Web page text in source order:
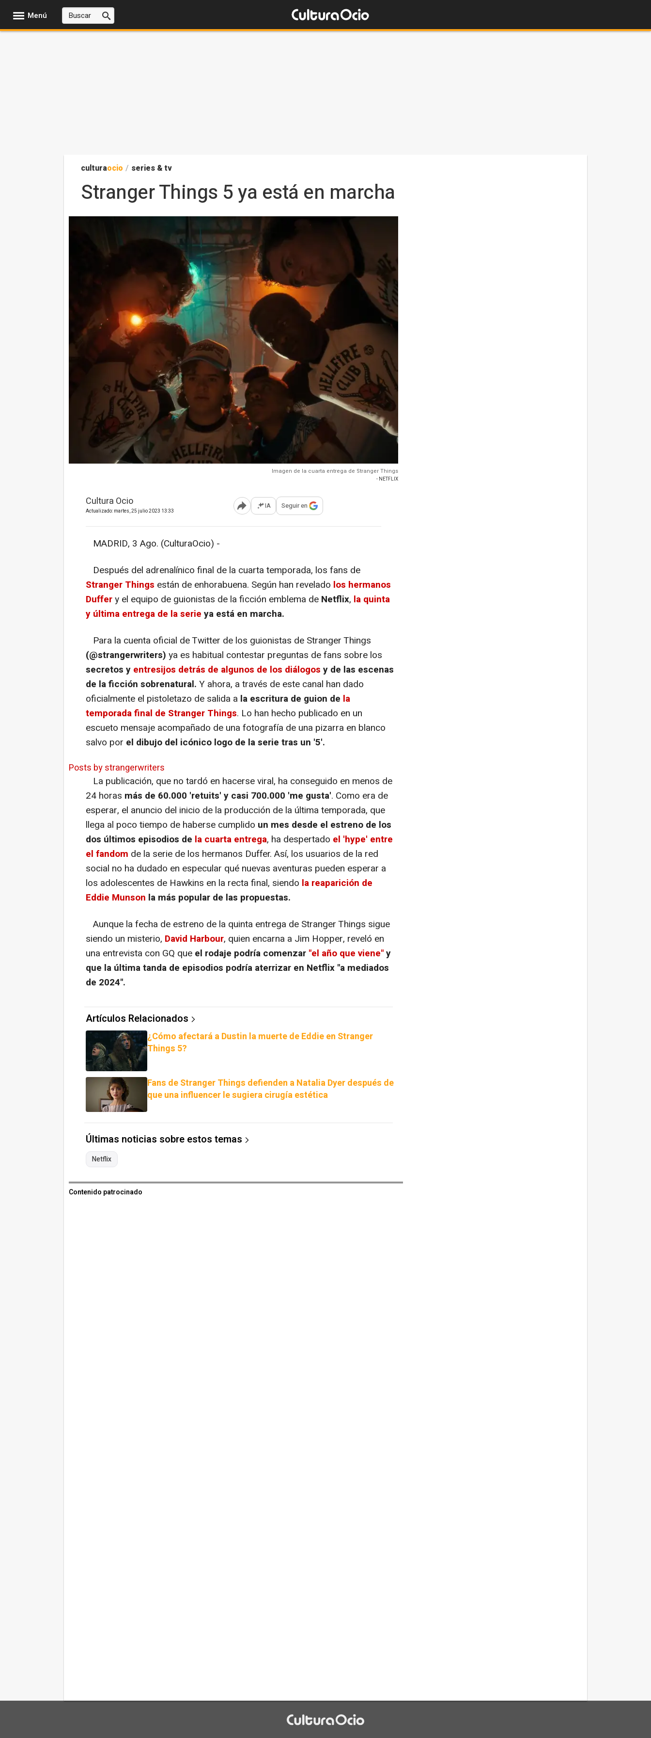
Menú
culturaocio / series & tv
Stranger Things 5 ya está en marcha
Imagen de la cuarta entrega de Stranger Things
- NETFLIX
Cultura Ocio
Actualizado: martes, 25 julio 2023 13:33 Abrir opciones para compartir
IA Seguir en
MADRID, 3 Ago. (CulturaOcio) -
Después del adrenalínico final de la cuarta temporada, los fans de
Stranger Things están de enhorabuena. Según han revelado los hermanos
Duffery el equipo de guionistas de la ficción emblema de Netflix, la quinta
y última entrega de la serie ya está en marcha.
Para la cuenta oficial de Twitter de los guionistas de Stranger Things
(@strangerwriters) ya es habitual contestar preguntas de fans sobre los
secretos y entresijos detrás de algunos de los diálogos y de las escenas
de la ficción sobrenatural. Y ahora, a través de este canal han dado
oficialmente el pistoletazo de salida a la escritura de guion de la
temporada final de Stranger Things. Lo han hecho publicado en un
escueto mensaje acompañado de una fotografía de una pizarra en blanco
salvo por el dibujo del icónico logo de la serie tras un '5'.
Posts by strangerwriters
La publicación, que no tardó en hacerse viral, ha conseguido en menos de
24 horas más de 60.000 'retuits' y casi 700.000 'me gusta'. Como era de
esperar, el anuncio del inicio de la producción de la última temporada, que
llega al poco tiempo de haberse cumplido un mes desde el estreno de los
dos últimos episodios de la cuarta entrega, ha despertado el 'hype' entre
el fandom de la serie de los hermanos Duffer. Así, los usuarios de la red
social no ha dudado en especular qué nuevas aventuras pueden esperar a
los adolescentes de Hawkins en la recta final, siendo la reaparición de
Eddie Munson la más popular de las propuestas.
Aunque la fecha de estreno de la quinta entrega de Stranger Things sigue
siendo un misterio, David Harbour, quien encarna a Jim Hopper, reveló en
una entrevista con GQ que el rodaje podría comenzar "el año que viene"y
que la última tanda de episodios podría aterrizar en Netflix "a mediados
de 2024".
Artículos Relacionados
¿Cómo afectará a Dustin la muerte de Eddie en Stranger
Things 5?
Fans de Stranger Things defienden a Natalia Dyer después de
que una influencer le sugiera cirugía estética
Últimas noticias sobre estos temas
Netflix
Contenido patrocinado